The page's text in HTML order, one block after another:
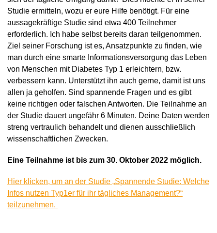
Studie ermitteln, wozu er eure Hilfe benötigt. Für eine
aussagekräftige Studie sind etwa 400 Teilnehmer
erforderlich. Ich habe selbst bereits daran teilgenommen.
Ziel seiner Forschung ist es, Ansatzpunkte zu finden, wie
man durch eine smarte Informationsversorgung das Leben
von Menschen mit Diabetes Typ 1 erleichtern, bzw.
verbessern kann. Unterstützt ihn auch gerne, damit ist uns
allen ja geholfen. Sind spannende Fragen und es gibt
keine richtigen oder falschen Antworten. Die Teilnahme an
der Studie dauert ungefähr 6 Minuten. Deine Daten werden
streng vertraulich behandelt und dienen ausschließlich
wissenschaftlichen Zwecken.
Eine Teilnahme ist bis zum 30. Oktober 2022 möglich.
Hier klicken, um an der Studie „Spannende Studie: Welche
Infos nutzen Typ1er für ihr tägliches Management?“
teilzunehmen.